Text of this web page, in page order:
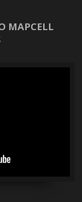
MAPCELL